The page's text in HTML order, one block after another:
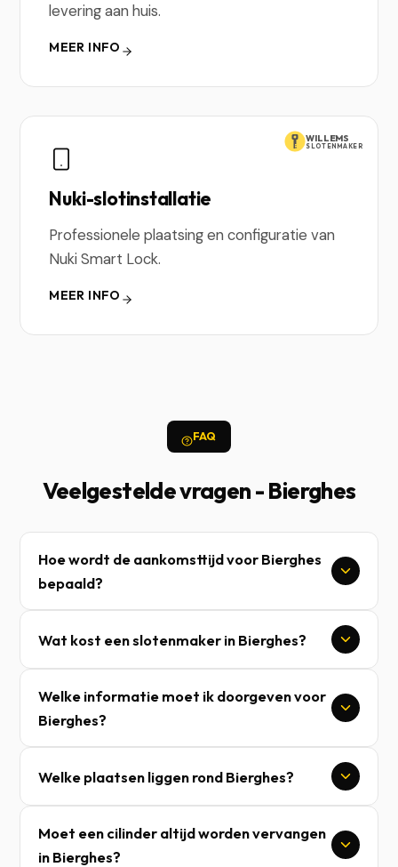
levering aan huis.
MEER INFO
WILLEMS
SLOTENMAKER
Nuki-slotinstallatie
Professionele plaatsing en configuratie van
Nuki Smart Lock.
MEER INFO
FAQ
Veelgestelde vragen - Bierghes
Hoe wordt de aankomsttijd voor Bierghes
bepaald?
Wat kost een slotenmaker in Bierghes?
Welke informatie moet ik doorgeven voor
Bierghes?
Welke plaatsen liggen rond Bierghes?
Moet een cilinder altijd worden vervangen
in Bierghes?